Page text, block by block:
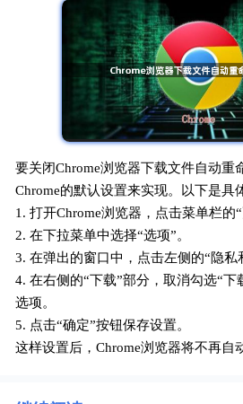
要关闭Chrome浏览器下载文件自动重
Chrome的默认设置来实现。以下是具
1. 打开Chrome浏览器，点击菜单栏的“
2. 在下拉菜单中选择“选项”。
3. 在弹出的窗口中，点击左侧的“隐私
4. 在右侧的“下载”部分，取消勾选“下
选项。
5. 点击“确定”按钮保存设置。
这样设置后，Chrome浏览器将不再自